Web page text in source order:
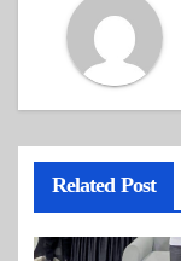
Related Post